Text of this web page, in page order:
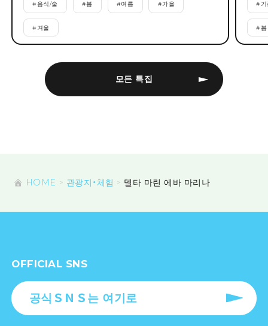
모든 특집
#음식/술 #봄 #여름 #가을
# 겨울
#
#봄
HOME 관광지・체험 델타 마린 에바 마리나
OFFICIAL SNS
공식ＳＮＳ는 여기로